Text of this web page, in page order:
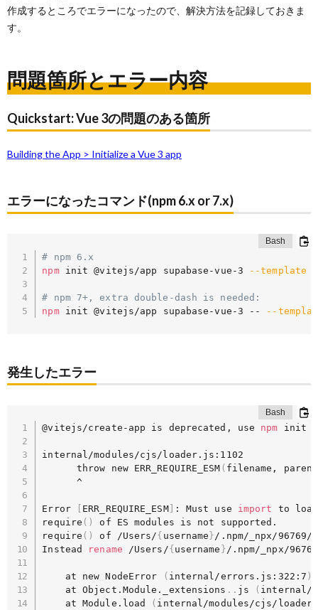
作成するところでエラーになったので、解決方法を記録しておきま
す。
問題箇所とエラー内容
Quickstart: Vue 3の問題のある箇所
Building the App​ > Initialize a Vue 3 app​
エラーになったコマンド(npm 6.x or 7.x)
# npm 6.x
npm init @vitejs/app supabase-vue-3 --template
# npm 7+, extra double-dash is needed:
npm init @vitejs/app supabase-vue-3 -- --
発生したエラー
@vitejs/create-app is deprecated, use npm init
internal/modules/cjs/loader.js:1102
      throw new ERR_REQUIRE_ESM
( filename,
      ^
Error ERR_REQUIRE_ESM] : Must use import to load
require ( )
of ES modules is not supported.
require ( ) of /Users/{ username }/.npm/_npx/
Instead
rename /Users/{ username }/.npm/_npx/
    at new NodeError
( internal/errors.js:322:7 )
    at Object.Module._extensions
.. js ( internal/
    at Module.load
( internal/modules/cjs/